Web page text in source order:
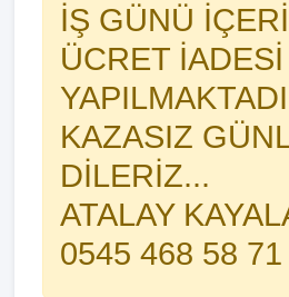
İŞ GÜNÜ
ÜCRET İADESİ
KAZASIZ
DİLERİZ...
ATALAY
0545 468 58 71